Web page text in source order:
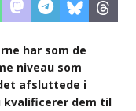
har som de
niveau som
afsluttede i
kvalificerer dem til